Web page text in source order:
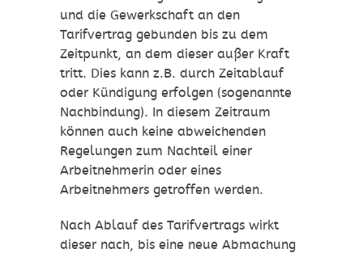
und die Gewerkschaft an den
Tarifvertrag gebunden bis zu dem
Zeitpunkt, an dem dieser außer Kraft
tritt. Dies kann z.B. durch Zeitablauf
oder Kündigung erfolgen (sogenannte
Nachbindung). In diesem Zeitraum
können auch keine abweichenden
Regelungen zum Nachteil einer
Arbeitnehmerin oder eines
Arbeitnehmers getroffen werden.
Nach Ablauf des Tarifvertrags wirkt
dieser nach, bis eine neue Abmachung